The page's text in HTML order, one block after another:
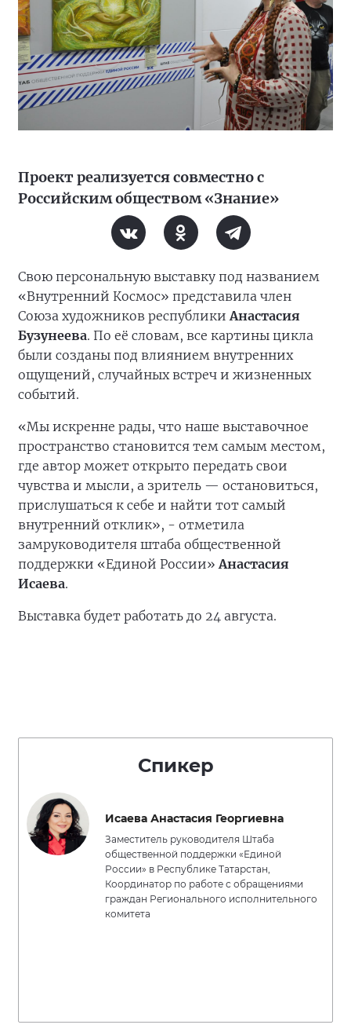
Проект реализуется совместно с
Российским обществом «Знание»
Свою персональную выставку под названием
«Внутренний Космос» представила член
Союза художников республики Анастасия
Бузунеева. По её словам, все картины цикла
были созданы под влиянием внутренних
ощущений, случайных встреч и жизненных
событий.
«Мы искренне рады, что наше выставочное
пространство становится тем самым местом,
где автор может открыто передать свои
чувства и мысли, а зритель — остановиться,
прислушаться к себе и найти тот самый
внутренний отклик», - отметила
замруководителя штаба общественной
поддержки «Единой России»Анастасия
Исаева.
Выставка будет работать до 24 августа.
Спикер
Исаева Анастасия Георгиевна
Заместитель руководителя Штаба
общественной поддержки «Единой
России» в Республике Татарстан,
Координатор по работе с обращениями
граждан Регионального исполнительного
комитета